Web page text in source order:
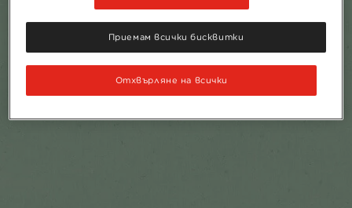
Отхвърляне на всички
Приемам всички бисквитки